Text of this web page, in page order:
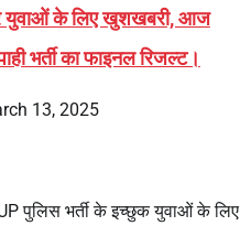
युवाओं के लिए खुशखबरी, आज
भर्ती का फाइनल रिजल्ट।
13, 2025
पुलिस भर्ती के इच्छुक युवाओं के लिए